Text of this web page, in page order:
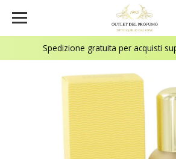
Spedizione gratuita per acquisti